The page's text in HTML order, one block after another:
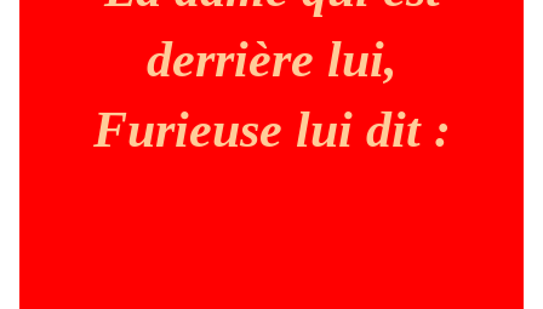
derrière lui,
Furieuse lui dit :